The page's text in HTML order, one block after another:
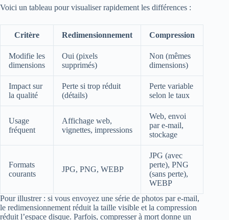
Voici un tableau pour visualiser rapidement les différences :
Critère Redimensionnement Compression
Modifie les
dimensions
Oui (pixels
supprimés)
Non (mêmes
dimensions)
Impact sur
la qualité
Perte si trop réduit
(détails)
Perte variable
selon le taux
Usage
fréquent
Affichage web,
vignettes, impressions
Web, envoi
par e-mail,
stockage
Formats
courants
JPG, PNG, WEBP
JPG (avec
perte), PNG
(sans perte),
WEBP
Pour illustrer : si vous envoyez une série de photos par e-mail,
le redimensionnement réduit la taille visible et la compression
réduit l’espace disque. Parfois, compresser à mort donne un